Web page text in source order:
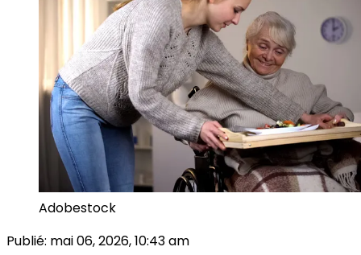
Adobestock
Publié: mai 06, 2026, 10:43 am